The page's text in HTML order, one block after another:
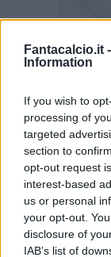
Fantacalcio.it -
Information
If you wish to
processing of
targeted
section to
opt-out request
interest-based
us or personal
your opt-out.
disclosure of
IAB’s list of
Juventus-
L’ipotesi in
prestito
di riscatto: i
con
intende